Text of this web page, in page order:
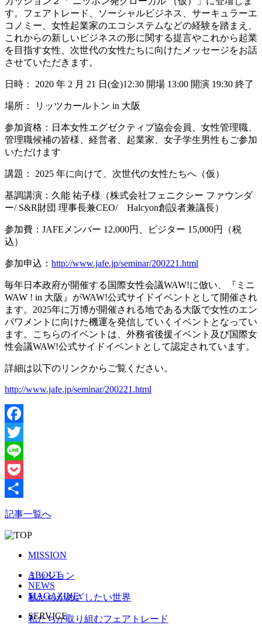
す。フェアトレード、ソーシャルビジネス、サーキュラーエ
コノミー、女性起業家のエコシステムなどの経験を踏まえ、
これからの新しいビジネスの形に関する提言やこれから起業
を目指す女性、次世代の女性たちに向けたメッセージをお話
させていただきます。
日時： 2020 年 2 月 21 日(金)12:30 開場 13:00 開演 19:30 終了
場所： リッツカールトン in 大阪
参加資格：日本女性エグゼクティブ協会会員、女性管理職、
管理職候補の皆様、経営者、起業家、女子学生男性もご参加
いただけます
講題： 2025 年に向けて、次世代の女性たちへ（仮）
基調講演：久能 祐子様（株式会社フェニクシー ファウンダ
ー/ S&R財団 理事長兼CEO/ Halcyon創設者兼議長）
参加費：JAFEメンバー 12,000円、ビジター 15,000円（税
込）
参加申込： http://www.jafe.jp/seminar/200221.html
毎年日本政府が開催する国際女性会議WAW!に倣い、『ミニ
WAW ! in 大阪』がWAW!公式サイドイベントとして開催され
ます。2025年に万博が開催される地である大阪で女性のエン
パワメントに向けた機運を発信していくイベントとなってい
ます。こちらのイベントは、外務省後援イベント及び国際女
性会議WAW!公式サイドイベントとして認定されています。
詳細は以下のリンクからご覧ください。
http://www.jafe.jp/seminar/200221.html
Facebook
Twitter
Line
Pocket
記事一覧へ
MISSION
ミッション
私たちがめざしたい世界
私たちが取り組むフェアトレード
ABOUT
NEWS
MAGAZINE
SERVICE